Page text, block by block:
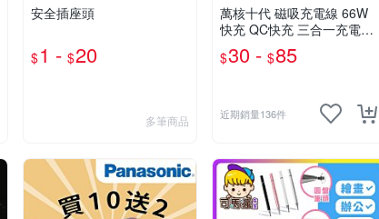
安全插座頭
$1 - $20
多筆商品
萬核十代 磁吸充電線 66W
快充 QC快充 三合一充電線
彎頭充電線 Type-C充電線
充電線 傳輸線 快充線
$30 - $85
近期銷量136件